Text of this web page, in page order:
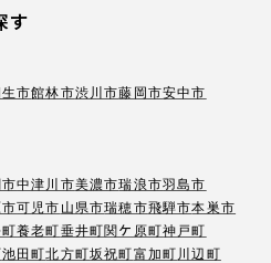
す
市館林市渋川市藤岡市安中市
中津川市美濃市瑞浪市羽島市
可児市山県市瑞穂市飛騨市本巣市
養老町垂井町関ケ原町神戸町
池田町北方町坂祝町富加町川辺町